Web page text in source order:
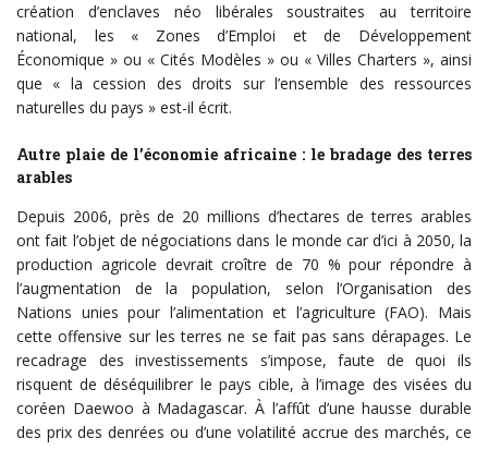
création d’enclaves néo libérales soustraites au territoire
national, les « Zones d’Emploi et de Développement
Économique » ou « Cités Modèles » ou « Villes Charters », ainsi
que « la cession des droits sur l’ensemble des ressources
naturelles du pays » est-il écrit.
Autre plaie de l’économie africaine : le bradage des terres
arables
Depuis 2006, près de 20 millions d’hectares de terres arables
ont fait l’objet de négociations dans le monde car d’ici à 2050, la
production agricole devrait croître de 70 % pour répondre à
l’augmentation de la population, selon l’Organisation des
Nations unies pour l’alimentation et l’agriculture (FAO). Mais
cette offensive sur les terres ne se fait pas sans dérapages. Le
recadrage des investissements s’impose, faute de quoi ils
risquent de déséquilibrer le pays cible, à l’image des visées du
coréen Daewoo à Madagascar. À l’affût d’une hausse durable
des prix des denrées ou d’une volatilité accrue des marchés, ce